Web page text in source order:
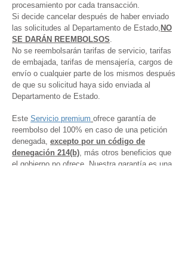
procesamiento por cada transacción.
Si decide cancelar después de haber enviado
las solicitudes al Departamento de Estado, NO
SE DARÁN REEMBOLSOS.
No se reembolsarán tarifas de servicio, tarifas
de embajada, tarifas de mensajería, cargos de
envío o cualquier parte de los mismos después
de que su solicitud haya sido enviada al
Departamento de Estado.
Este Servicio premium ofrece garantía de
reembolso del 100% en caso de una petición
denegada, excepto por un código de
denegación 214(b), más otros beneficios que
el gobierno no ofrece. Nuestra garantía es una